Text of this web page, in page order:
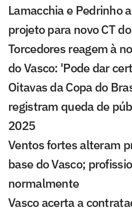
Lamacchia e Pedrinho
projeto para novo CT
Torcedores reagem à
do Vasco: 'Pode dar
Oitavas da Copa do
registram queda de
2025
Ventos fortes alteram
base do Vasco;
normalmente
Vasco acerta a